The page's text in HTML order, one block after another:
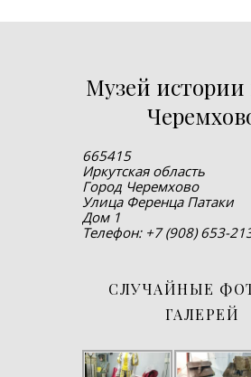
Музей истории
665415
Иркутская область
Город Черемхово
Улица Ференца Патаки
Дом 1
Телефон: +7 (908) 653-
СЛУЧАЙНЫЕ
ГАЛЕРЕЙ